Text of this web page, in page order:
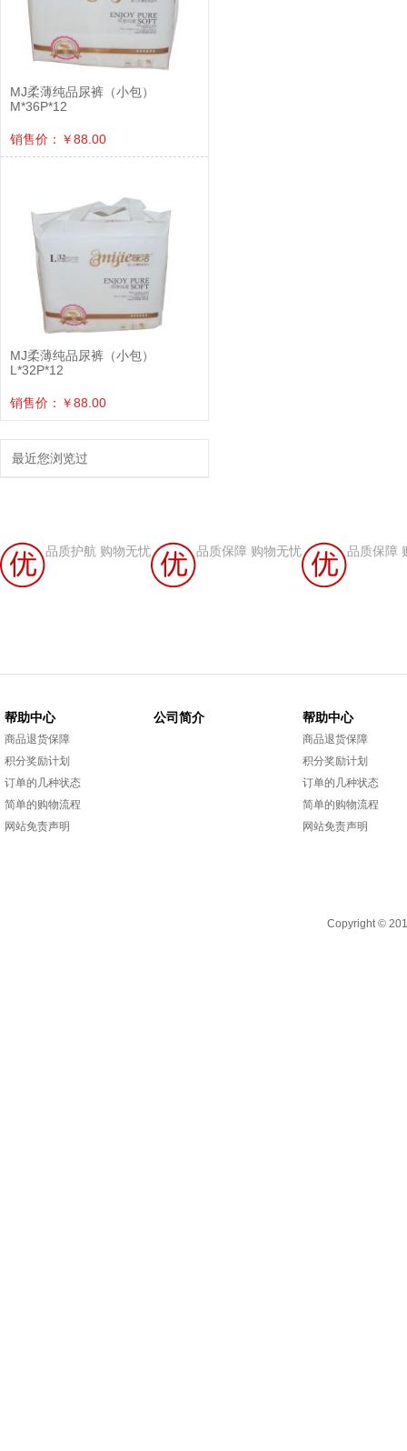
MJ柔薄纯品尿裤（小包）
M*36P*12
销售价：￥88.00
MJ柔薄纯品尿裤（小包）
L*32P*12
销售价：￥88.00
最近您浏览过
品质护航 购物无忧 品质保障 购物无忧 品质保障
帮助中心
商品退货保障
积分奖励计划
订单的几种状态
简单的购物流程
网站免责声明
公司简介 帮助中心
商品退货保障
积分奖励计划
订单的几种状态
简单的购物流程
网站免责声明
Copyright ©